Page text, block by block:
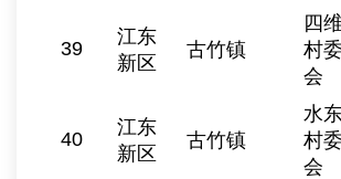
39
江东
新区
古竹镇
四维
村
会
40
江东
新区
古竹镇
水
村
会